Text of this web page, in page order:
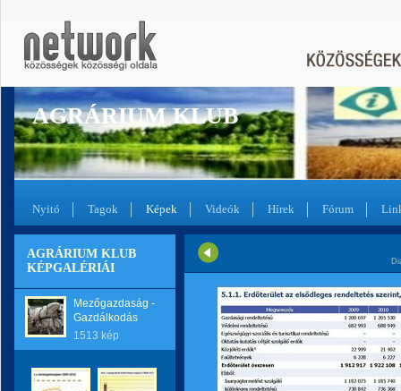
AGRÁRIUM KLUB
Nyitó Tagok Képek Videók Hírek Fórum
AGRÁRIUM KLUB
KÉPGALÉRIÁI
Mezőgazdaság -
Gazdálkodás
1513 kép